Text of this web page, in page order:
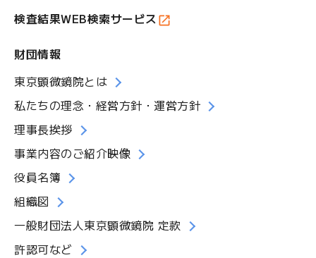
検査結果WEB検索サービス
財団情報
東京顕微鏡院とは
私たちの理念・経営方針・運営方針
理事長挨拶
事業内容のご紹介映像
役員名簿
組織図
一般財団法人東京顕微鏡院 定款
許認可など